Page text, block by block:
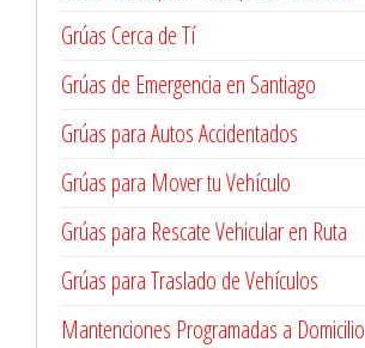
Grúas Cerca de Tí
Grúas de Emergencia en Santiago
Grúas para Autos Accidentados
Grúas para Mover tu Vehículo
Grúas para Rescate Vehicular en Ruta
Grúas para Traslado de Vehículos
Mantenciones Programadas a Domicilio